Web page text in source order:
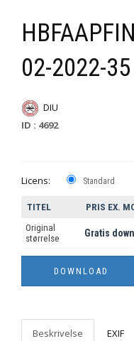
02-2022-35
DIU
ID : 4692
Licens: Standard
TITEL PRIS EX.
Original
størrelse
Gratis
Beskrivelse EXIF